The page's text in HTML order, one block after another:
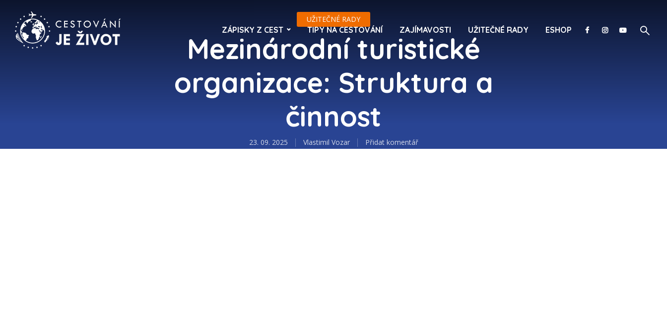
ZÁPISKY Z CEST TIPY NA CESTOVÁNÍ ZAJÍMAVOSTI UŽITEČNÉ RADY ESHOP
UŽITEČNÉ RADY
Mezinárodní turistické
organizace: Struktura a
činnost
23. 09. 2025 Vlastimil Vozar Přidat komentář